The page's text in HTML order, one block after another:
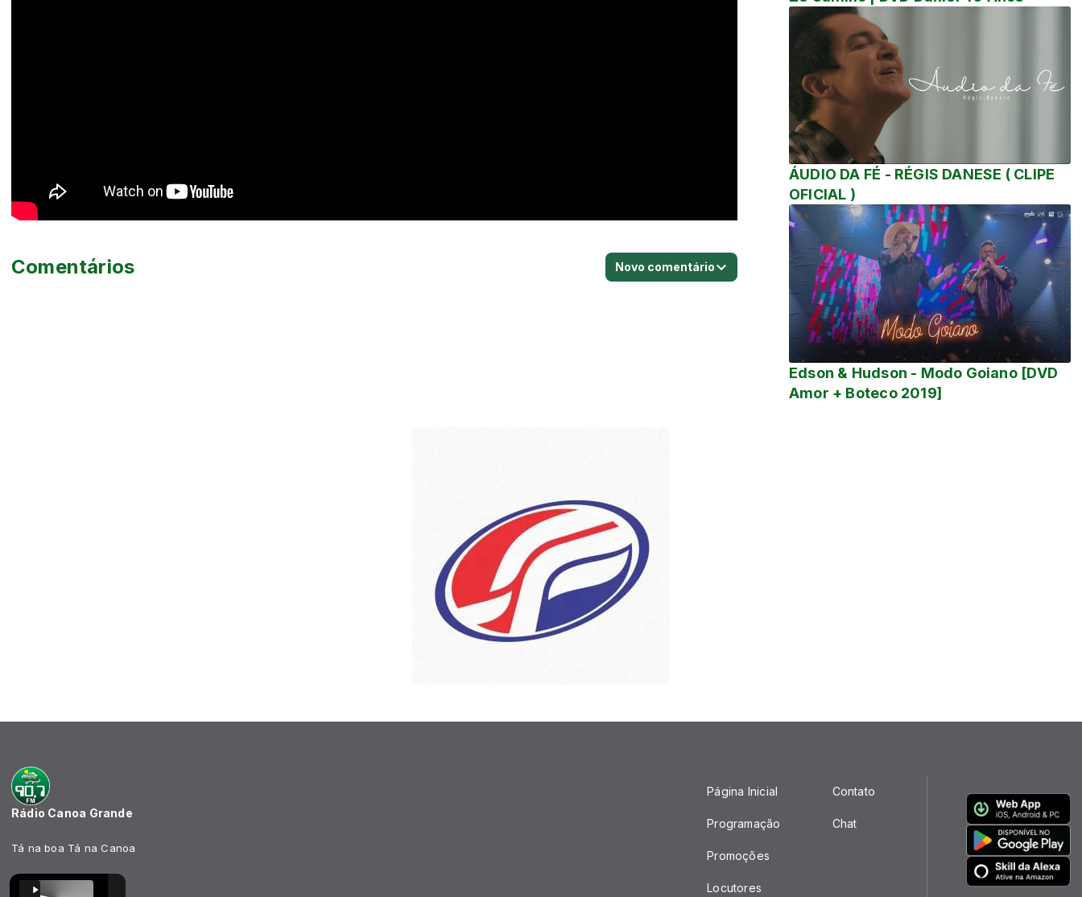
ÁUDIO DA FÉ - RÉGIS DANESE ( CLIPE
OFICIAL )
Edson & Hudson - Modo Goiano [DVD
Amor + Boteco 2019]
Comentários Novo comentário
Rádio Canoa Grande
Tá na boa Tá na Canoa
Página Inicial
Programação
Promoções
Locutores
Contato
Chat